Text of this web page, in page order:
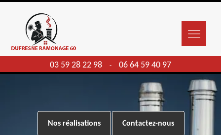
03 59 28 22 98 - 06 64 59 40 97
Nos réalisations Contactez-nous